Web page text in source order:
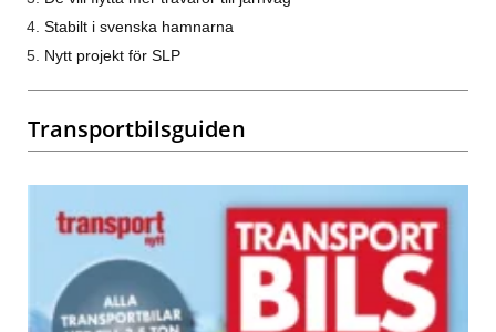
Stabilt i svenska hamnarna
Nytt projekt för SLP
Transportbilsguiden